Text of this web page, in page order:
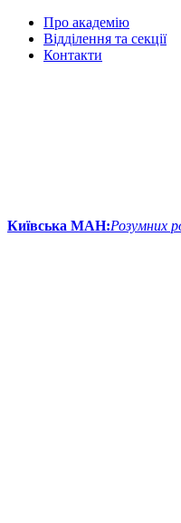
Про академію
Відділення та секції
Контакти
Київська МАН:Розумних